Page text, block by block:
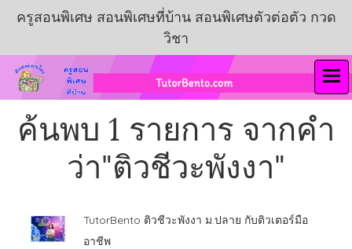
ครูสอนพิเศษ สอนพิเศษที่บ้าน สอนพิเศษตัวต่อตัว กวด
วิชา
ค้นพบ 1 รายการ จากคำ
ว่า"ติวชีวะพังงา"
TutorBento ติวชีวะพังงา ม.ปลาย กับติวเตอร์มือ
อาชีพ